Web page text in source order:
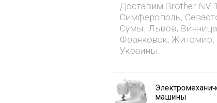
Доставим Brother NV
Симферополь,
Сумы, Львов,
Франковск, Житомир,
Украины.
машины